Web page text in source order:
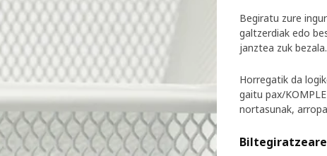
Begiratu zure
galtzerdiak edo
janztea zuk bezala.
Horregatik da
gaitu pax/
nortasunak,